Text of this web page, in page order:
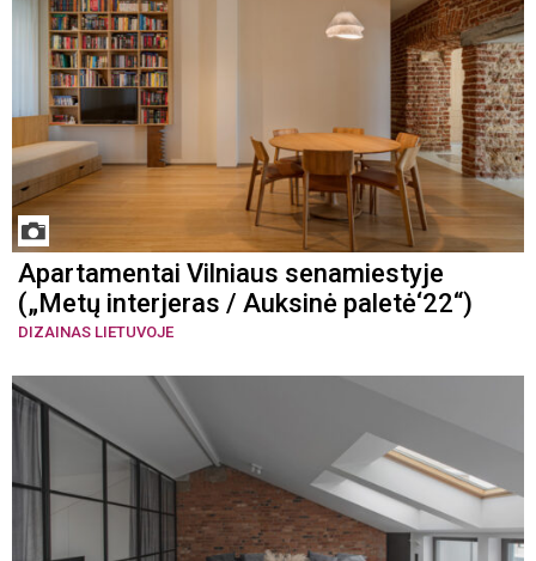
Apartamentai Vilniaus senamiestyje
(„Metų interjeras / Auksinė paletė‘22“)
DIZAINAS LIETUVOJE